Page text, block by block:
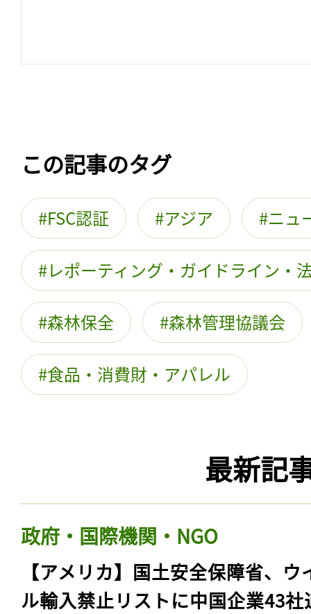
この記事のタグ
FSC認証 アジア ニュ
レポーティング・ガイドライン・
森林保全 森林管理協議会
食品・消費財・アパレル
最新記
政府・国際機関・NGO
【アメリカ】国土安全保障省、ウ
ル輸入禁止リストに中国企業43社